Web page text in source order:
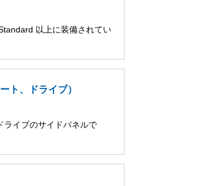
以上に装備されてい
、ドライブ）
イブのサイドパネルで